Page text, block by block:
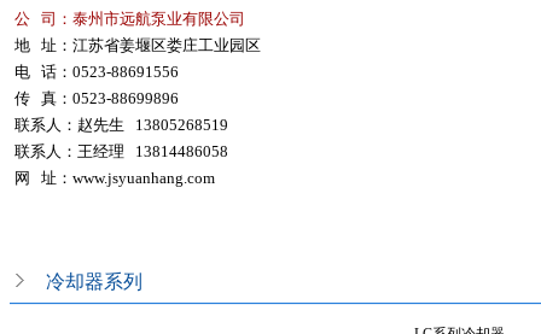
公 司：泰州市远航泵业有限公司
地 址：江苏省姜堰区娄庄工业园区
电 话：0523-88691556
传 真：0523-88699896
联系人：赵先生 13805268519
联系人：王经理 13814486058
网 址： www.jsyuanhang.com
冷却器系列